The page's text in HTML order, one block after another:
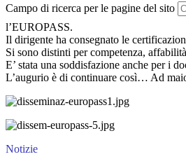
Campo di ricerca per le pagine del sito
l’EUROPASS.
Il dirigente ha consegnato le
Si sono distinti per competenza,
E’ stata una soddisfazione anche per i
L’augurio è di continuare così… Ad
Notizie